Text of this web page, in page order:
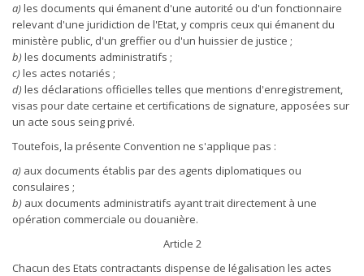
a)les documents qui émanent d'une autorité ou d'un fonctionnaire
relevant d'une juridiction de l'Etat, y compris ceux qui émanent du
ministère public, d'un greffier ou d'un huissier de justice ;
b)les documents administratifs ;
c)les actes notariés ;
d)les déclarations officielles telles que mentions d'enregistrement,
visas pour date certaine et certifications de signature, apposées sur
un acte sous seing privé.
Toutefois, la présente Convention ne s'applique pas :
a) aux documents établis par des agents diplomatiques ou
consulaires ;
b) aux documents administratifs ayant trait directement à une
opération commerciale ou douanière.
Article 2
Chacun des Etats contractants dispense de légalisation les actes